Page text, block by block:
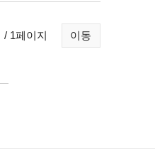
이동
/ 1페이지